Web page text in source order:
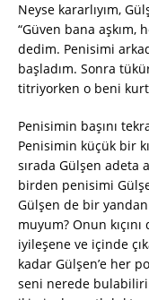
Neyse kararlıyım,
“Güven bana aşkım,
dedim. Penisimi
başladım. Sonra
titriyorken o beni
Penisimin başını
Penisimin küçük bir
sırada Gülşen adeta
birden penisimi
Gülşen de bir
muyum? Onun
iyileşene ve içinde
kadar Gülşen’e her
seni nerede